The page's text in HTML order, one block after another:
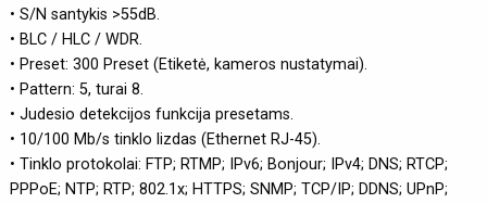
• S/N santykis >55dB.
• BLC / HLC / WDR.
• Preset: 300 Preset (Etiketė, kameros nustatymai).
• Pattern: 5, turai 8.
• Judesio detekcijos funkcija presetams.
• 10/100 Mb/s tinklo lizdas (Ethernet RJ-45).
• Tinklo protokolai: FTP; RTMP; IPv6; Bonjour; IPv4; DNS; RTCP;
PPPoE; NTP; RTP; 802.1x; HTTPS; SNMP; TCP/IP; DDNS; UPnP;